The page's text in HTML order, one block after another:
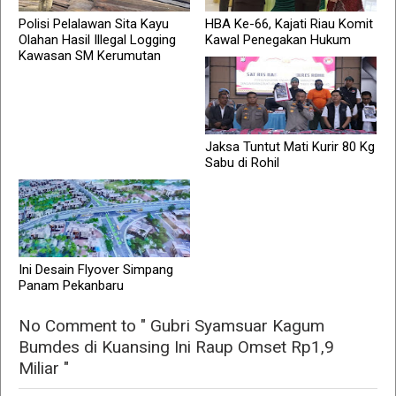
Polisi Pelalawan Sita Kayu
Olahan Hasil Illegal Logging
Kawasan SM Kerumutan
HBA Ke-66, Kajati Riau Komit
Kawal Penegakan Hukum
Jaksa Tuntut Mati Kurir 80 Kg
Sabu di Rohil
Ini Desain Flyover Simpang
Panam Pekanbaru
No Comment to " Gubri Syamsuar Kagum
Bumdes di Kuansing Ini Raup Omset Rp1,9
Miliar "